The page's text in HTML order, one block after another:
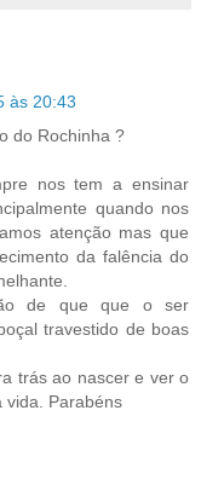
às 20:43
do Rochinha ?
nos tem a ensinar
quando nos
atenção mas que
da falência do
de que que o ser
travestido de boas
trás ao nascer e ver o
vida. Parabéns